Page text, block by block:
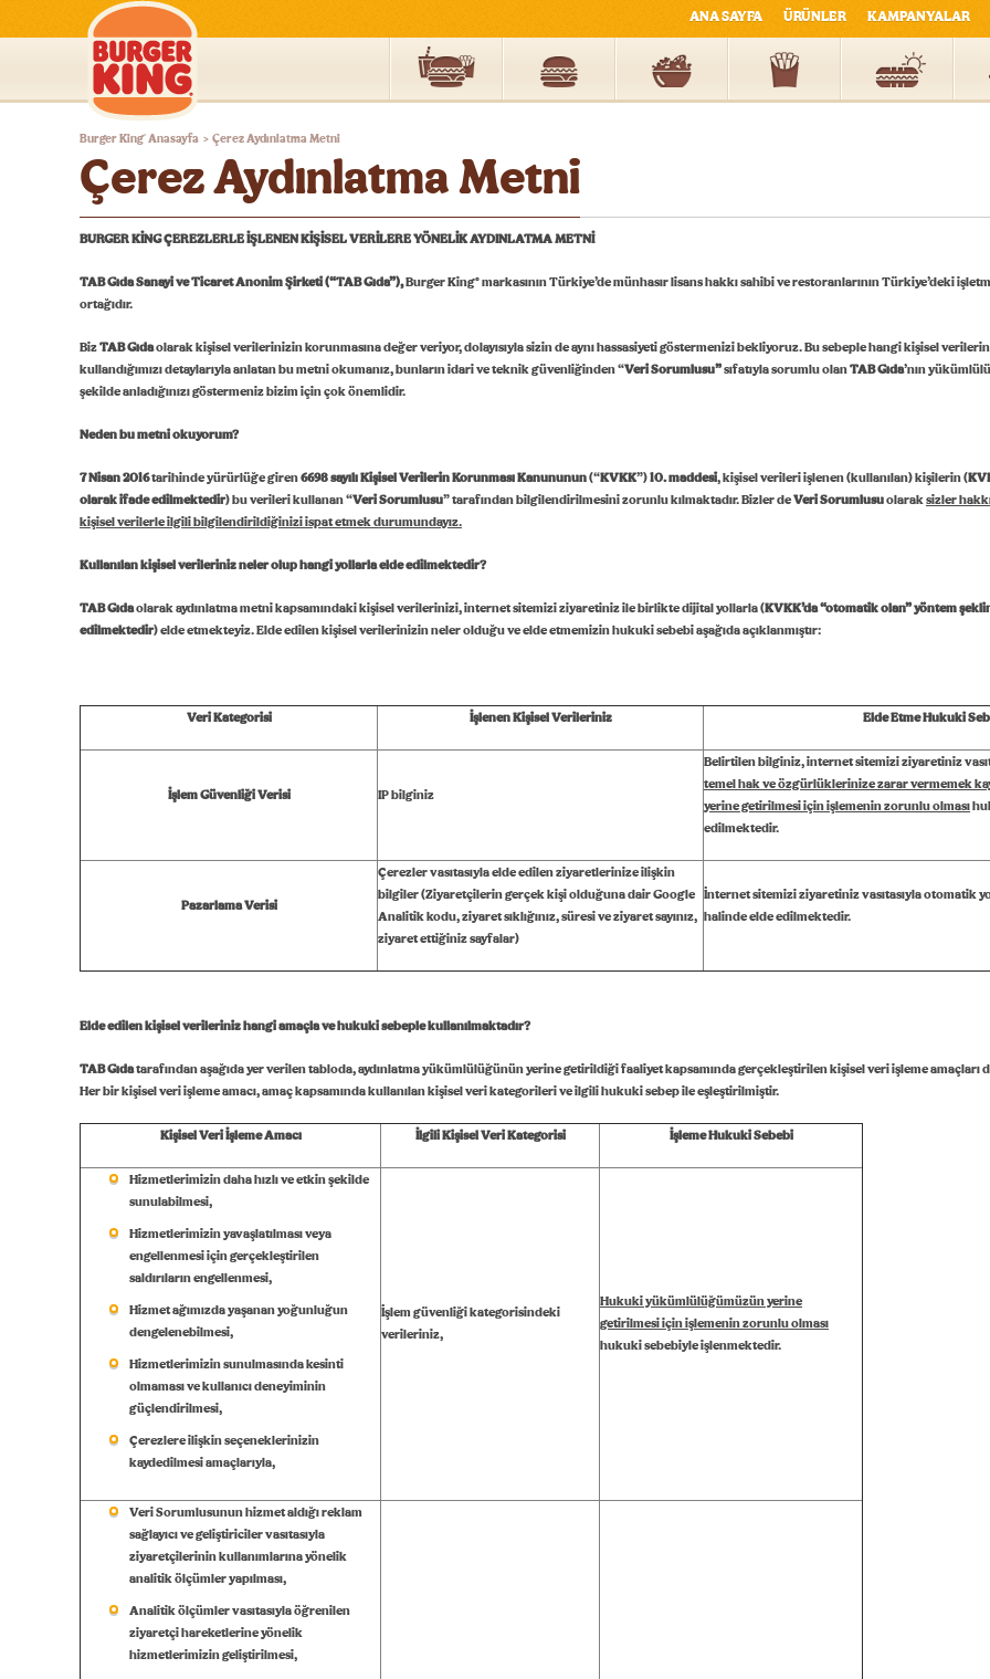
Burger
Türkiye
ANA SAYFA ÜRÜNLER KAMPANYALAR
Burger King® Anasayfa > Çerez Aydınlatma Metni
Çerez Aydınlatma Metni
BURGER KİNG ÇEREZLERLE İŞLENEN KİŞİSEL VERİLERE YÖNELİK AYDINLATMA METNİ
TAB Gıda Sanayi ve Ticaret Anonim Şirketi (“TAB Gıda”),Burger King® markasının Türkiye’de münhasır lisans hakkı sahibi ve restoranlarının Türkiye’deki
ortağıdır.
BizTAB Gıdaolarak kişisel verilerinizin korunmasına değer veriyor, dolayısıyla sizin de aynı hassasiyeti göstermenizi bekliyoruz. Bu sebeple hangi kişisel
kullandığımızı detaylarıyla anlatan bu metni okumanız, bunların idari ve teknik güvenliğinden “Veri Sorumlusu”sıfatıyla sorumlu olanTAB Gıda’nın
şekilde anladığınızı göstermeniz bizim için çok önemlidir.
Neden bu metni okuyorum?
7 Nisan 2016tarihinde yürürlüğe giren6698sayılıKişisel Verilerin Korunması Kanununun(“KVKK”)10.maddesi, kişisel verileri işlenen (kullanılan) kişilerin (
olarak ifade edilmektedir) bu verileri kullanan “Veri Sorumlusu” tarafından bilgilendirilmesini zorunlu kılmaktadır. Bizler deVeri Sorumlusuolarak sizler
kişisel verilerle ilgili bilgilendirildiğinizi ispat etmek durumundayız.
Kullanılan kişisel verileriniz neler olup hangi yollarla elde edilmektedir?
TAB Gıdaolarak aydınlatma metni kapsamındaki kişisel verilerinizi, internet sitemizi ziyaretiniz ile birlikte dijital yollarla (KVKK’da “otomatik olan” yöntem
edilmektedir) elde etmekteyiz. Elde edilen kişisel verilerinizin neler olduğu ve elde etmemizin hukuki sebebi aşağıda açıklanmıştır:
Veri Kategorisi İşlenen Kişisel Verileriniz Elde Etme Hukuki
İşlem Güvenliği Verisi IP bilginiz
Belirtilen bilginiz, internet sitemizi ziyaretiniz
temel hak ve özgürlüklerinize zarar vermemek
yerine getirilmesi için işlemenin zorunlu olması
edilmektedir.
Pazarlama Verisi
Çerezler vasıtasıyla elde edilen ziyaretlerinize ilişkin
bilgiler (Ziyaretçilerin gerçek kişi olduğuna dair Google
Analitik kodu, ziyaret sıklığınız, süresi ve ziyaret sayınız,
ziyaret ettiğiniz sayfalar)
İnternet sitemizi ziyaretiniz vasıtasıyla otomatik
halinde elde edilmektedir.
Elde edilen kişisel verileriniz hangi amaçla ve hukuki sebeple kullanılmaktadır?
TAB Gıdatarafından aşağıda yer verilen tabloda, aydınlatma yükümlülüğünün yerine getirildiği faaliyet kapsamında gerçekleştirilen kişisel veri işleme amaçları
Her bir kişisel veri işleme amacı, amaç kapsamında kullanılan kişisel veri kategorileri ve ilgili hukuki sebep ile eşleştirilmiştir.
Kişisel Veri İşleme Amacı İlgili Kişisel Veri Kategorisi İşleme Hukuki Sebebi
Hizmetlerimizin daha hızlı ve etkin şekilde
sunulabilmesi,
Hizmetlerimizin yavaşlatılması veya
engellenmesi için gerçekleştirilen
saldırıların engellenmesi,
Hizmet ağımızda yaşanan yoğunluğun
dengelenebilmesi,
Hizmetlerimizin sunulmasında kesinti
olmaması ve kullanıcı deneyiminin
güçlendirilmesi,
Çerezlere ilişkin seçeneklerinizin
kaydedilmesi amaçlarıyla,
İşlem güvenliği kategorisindeki
verileriniz,
Hukuki yükümlülüğümüzün yerine
getirilmesi için işlemenin zorunlu olması
hukuki sebebiyle işlenmektedir.
Veri Sorumlusunun hizmet aldığı reklam
sağlayıcı ve geliştiriciler vasıtasıyla
ziyaretçilerinin kullanımlarına yönelik
analitik ölçümler yapılması,
Analitik ölçümler vasıtasıyla öğrenilen
ziyaretçi hareketlerine yönelik
hizmetlerimizin geliştirilmesi,